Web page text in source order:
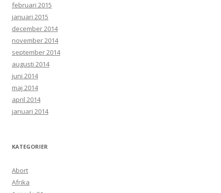
februari 2015
januari 2015
december 2014
november 2014
september 2014
augusti 2014
juni 2014
maj 2014
april 2014
januari 2014
KATEGORIER
Abort
Afrika